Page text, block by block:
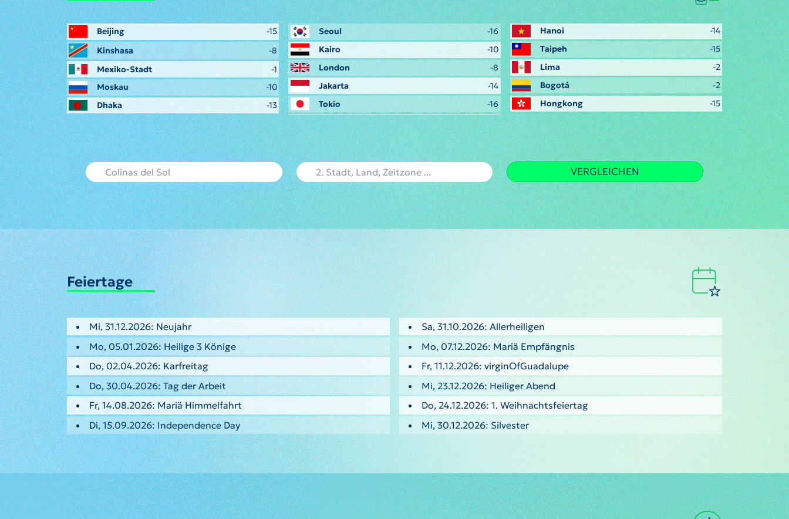
Beijing
-15
Kinshasa
-8
Mexiko-Stadt
-1
Moskau
-10
Dhaka
-13
Seoul
-16
Kairo
-10
London
-8
Jakarta
-14
Tokio
-16
Hanoi
-14
Taipeh
-15
Lima
-2
Bogotá
-2
Hongkong
-15
VERGLEICHEN
Feiertage
Mi, 31.12.2026: Neujahr
Mo, 05.01.2026: Heilige 3 Könige
Do, 02.04.2026: Karfreitag
Do, 30.04.2026: Tag der Arbeit
Fr, 14.08.2026: Mariä Himmelfahrt
Di, 15.09.2026: Independence Day
Sa, 31.10.2026: Allerheiligen
Mo, 07.12.2026: Mariä Empfängnis
Fr, 11.12.2026: virginOfGuadalupe
Mi, 23.12.2026: Heiliger Abend
Do, 24.12.2026: 1. Weihnachtsfeiertag
Mi, 30.12.2026: Silvester